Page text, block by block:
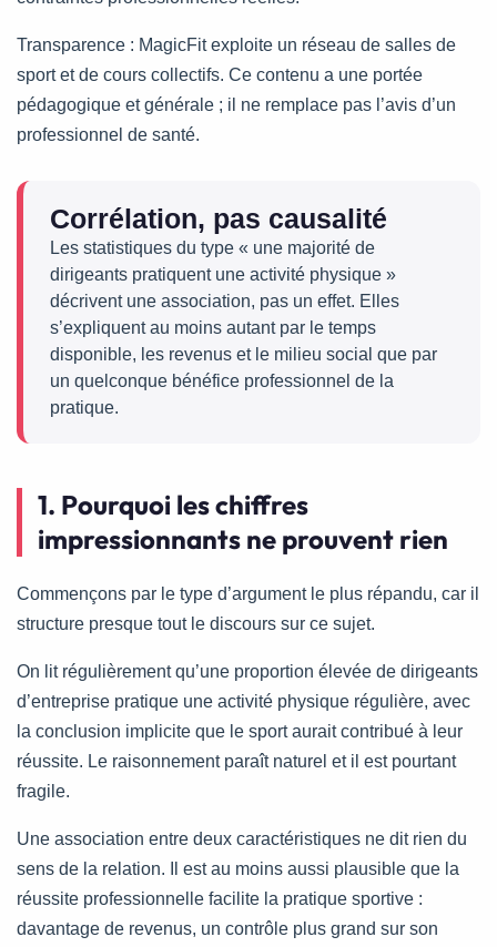
Transparence : MagicFit exploite un réseau de salles de
sport et de cours collectifs. Ce contenu a une portée
pédagogique et générale ; il ne remplace pas l’avis d’un
professionnel de santé.
Corrélation, pas causalité
Les statistiques du type « une majorité de
dirigeants pratiquent une activité physique »
décrivent une association, pas un effet. Elles
s’expliquent au moins autant par le temps
disponible, les revenus et le milieu social que par
un quelconque bénéfice professionnel de la
pratique.
1. Pourquoi les chiffres
impressionnants ne prouvent rien
Commençons par le type d’argument le plus répandu, car il
structure presque tout le discours sur ce sujet.
On lit régulièrement qu’une proportion élevée de dirigeants
d’entreprise pratique une activité physique régulière, avec
la conclusion implicite que le sport aurait contribué à leur
réussite. Le raisonnement paraît naturel et il est pourtant
fragile.
Une association entre deux caractéristiques ne dit rien du
sens de la relation. Il est au moins aussi plausible que la
réussite professionnelle facilite la pratique sportive :
davantage de revenus, un contrôle plus grand sur son